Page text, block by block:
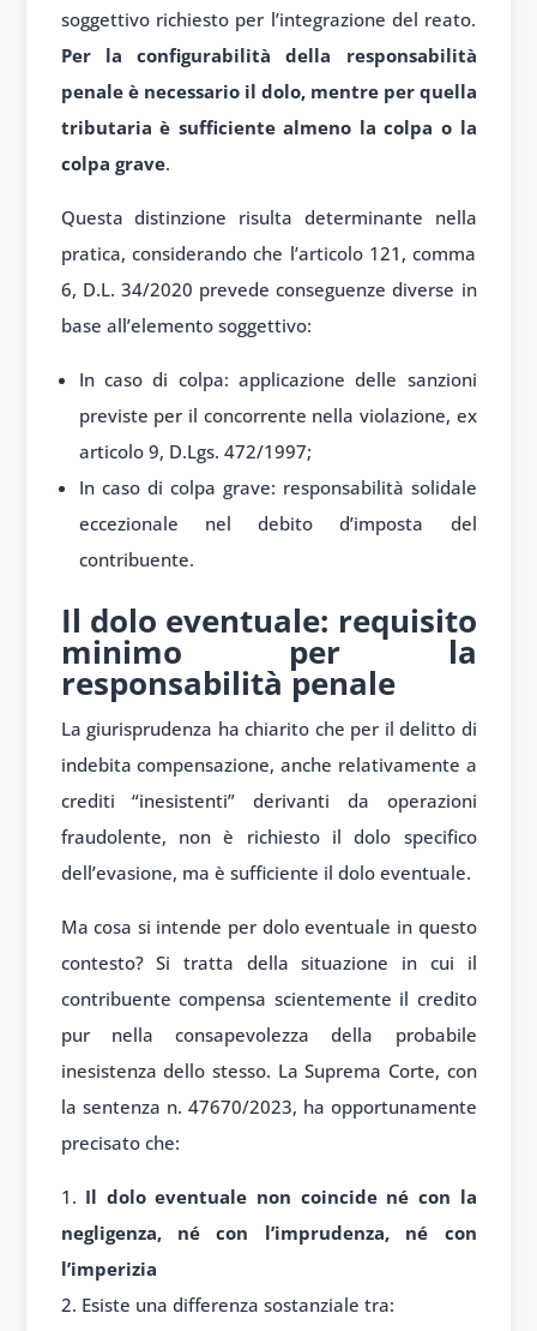
soggettivo richiesto per l’integrazione del reato.
Per la configurabilità della responsabilità
penale è necessario il dolo, mentre per quella
tributaria è sufficiente almeno la colpa o la
colpa grave.
Questa distinzione risulta determinante nella
pratica, considerando che l’articolo 121, comma
6, D.L. 34/2020 prevede conseguenze diverse in
base all’elemento soggettivo:
In caso di colpa: applicazione delle sanzioni
previste per il concorrente nella violazione, ex
articolo 9, D.Lgs. 472/1997;
In caso di colpa grave: responsabilità solidale
eccezionale nel debito d’imposta del
contribuente.
Il dolo eventuale: requisito
minimo per la
responsabilità penale
La giurisprudenza ha chiarito che per il delitto di
indebita compensazione, anche relativamente a
crediti “inesistenti” derivanti da operazioni
fraudolente, non è richiesto il dolo specifico
dell’evasione, ma è sufficiente il dolo eventuale.
Ma cosa si intende per dolo eventuale in questo
contesto? Si tratta della situazione in cui il
contribuente compensa scientemente il credito
pur nella consapevolezza della probabile
inesistenza dello stesso. La Suprema Corte, con
la sentenza n. 47670/2023, ha opportunamente
precisato che:
Il dolo eventuale non coincide né con la
negligenza, né con l’imprudenza, né con
l’imperizia
Esiste una differenza sostanziale tra: